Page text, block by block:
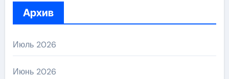
Архив
Июль 2026
Июнь 2026